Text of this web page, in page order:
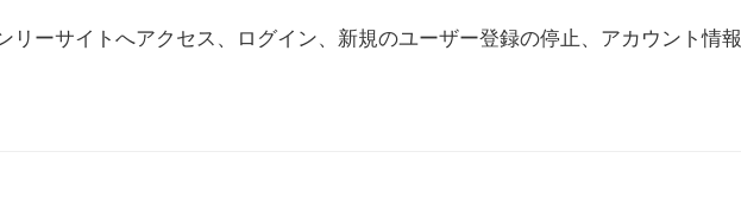
リーサイトへアクセス、ログイン、新規のユーザー登録の停止、アカウント情報